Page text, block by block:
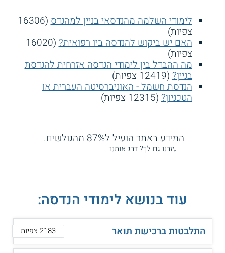
לימודי השלמה מהנדסאי בניין למהנדס (16306
צפיות)
האם יש ביקוש להנדסה ביו רפואית? (16020
צפיות)
מה ההבדל בין לימודי הנדסה אזרחית להנדסת
בניין?(12419 צפיות)
הנדסת חשמל - האוניברסיטה העברית או
הטכניון?(12315 צפיות)
המידע באתר הועיל ל87% מהגולשים.
עזרנו גם לך? דרג אותנו:
עוד בנושא לימודי הנדסה:
התלבטות ברכישת תואר 2183 צפיות